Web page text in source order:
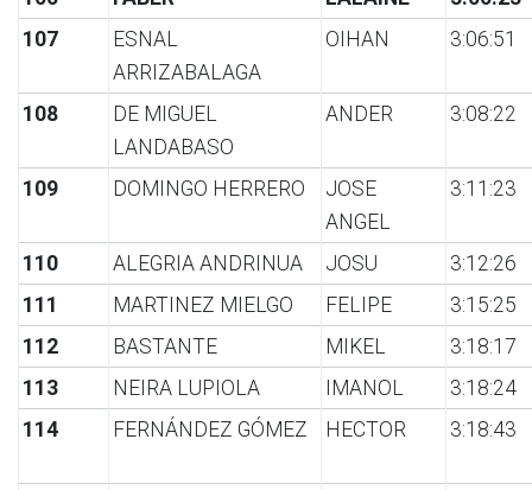
107
ESNAL
ARRIZABALAGA
OIHAN 3:06:51
108
DE MIGUEL
LANDABASO
ANDER 3:08:22
109 DOMINGO HERRERO
JOSE
ANGEL
3:11:23
110 ALEGRIA ANDRINUA JOSU
3:12:26
111
MARTINEZ MIELGO FELIPE
3:15:25
112
BASTANTE MIKEL
3:18:17
113
NEIRA LUPIOLA IMANOL
3:18:24
114
FERNÁNDEZ GÓMEZ HECTOR 3:18:43